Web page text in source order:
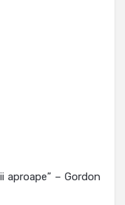
aproape” – Gordon